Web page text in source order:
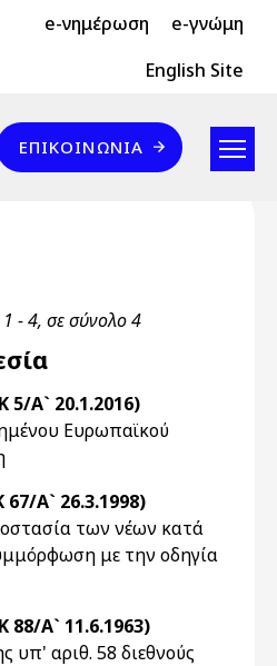
e-νημέρωση e-γνώμη
English Site
ΕΠΙΚΟΙΝΩΝΊΑ
1 - 4, σε σύνολο 4
5/Α` 20.1.2016)
Ευρωπαϊκού
Α` 26.3.1998)
των νέων κατά
με την οδηγία
88/Α` 11.6.1963)
υπ' αριθ. 58 διεθνούς